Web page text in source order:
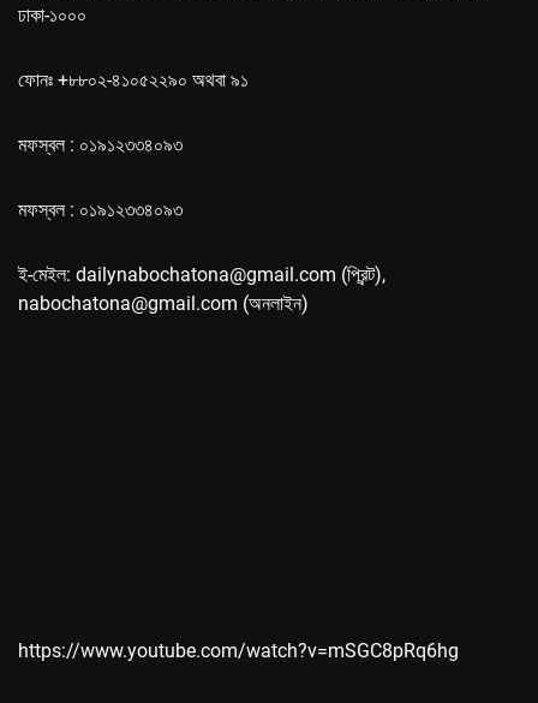
ঢাকা-১০০০
ফোনঃ +৮৮০২-৪১০৫২২৯০ অথবা ৯১
মফস্বল : ০১৯১২৩৩৪০৯৩
মফস্বল : ০১৯১২৩৩৪০৯৩
ই-মেইল: dailynabochatona@gmail.com (প্রিন্ট),
nabochatona@gmail.com (অনলাইন)
https://www.youtube.com/watch?v=mSGC8pRq6hg